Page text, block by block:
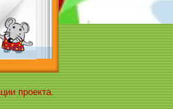
проекта.